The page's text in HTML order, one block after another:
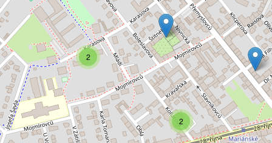
2
2